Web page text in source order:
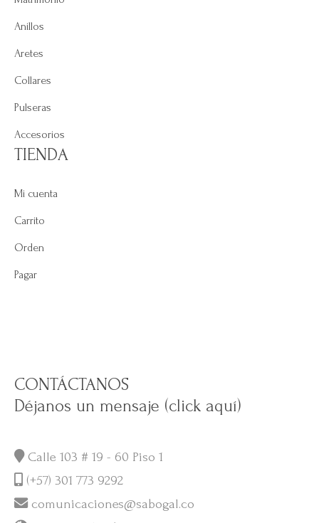
Anillos
Aretes
Collares
Pulseras
Accesorios
TIENDA
Mi cuenta
Carrito
Orden
Pagar
CONTÁCTANOS
Déjanos un mensaje (click aquí)
Calle 103 # 19 - 60 Piso 1
(+57) 301 773 9292
comunicaciones@sabogal.co